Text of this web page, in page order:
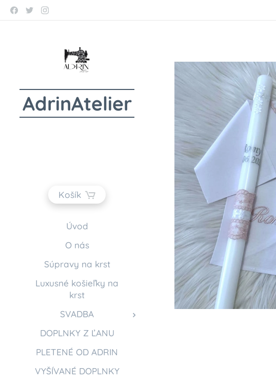
AdrinAtelier
Košík
Úvod
O nás
Súpravy na krst
Luxusné košieľky na
krst
SVADBA
DOPLNKY Z ĽANU
PLETENÉ OD ADRIN
VYŠÍVANÉ DOPLNKY